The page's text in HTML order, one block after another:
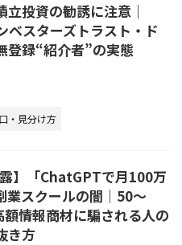
立投資の勧誘に注意｜
ベスターズトラスト・ド
登録“紹介者”の実態
・見分け方
露】「ChatGPTで月100万
業スクールの闇｜50〜
情報商材に騙される人の
き方